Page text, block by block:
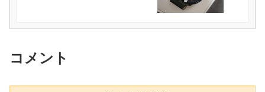
コメント